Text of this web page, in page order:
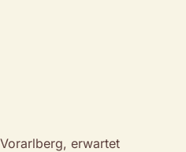
erwartet